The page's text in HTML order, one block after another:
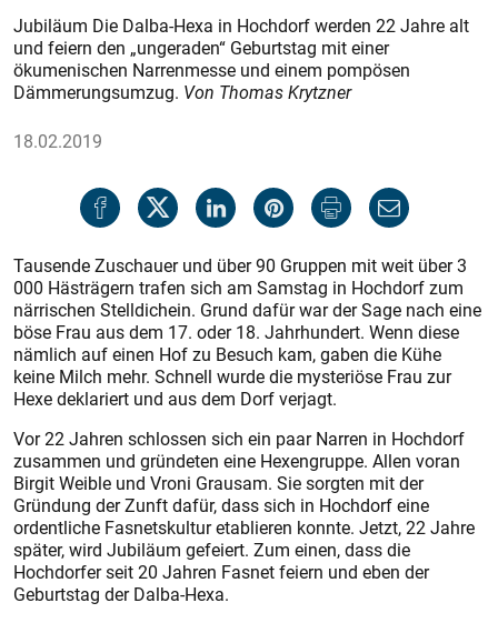
Jubiläum Die Dalba-Hexa in Hochdorf werden 22 Jahre alt
und feiern den „ungeraden“ Geburtstag mit einer
ökumenischen Narrenmesse und einem pompösen
Dämmerungsumzug. Von Thomas Krytzner
18.02.2019
Tausende Zuschauer und über 90 Gruppen mit weit über 3
000 Hästrägern trafen sich am Samstag in Hochdorf zum
närrischen Stelldichein. Grund dafür war der Sage nach eine
böse Frau aus dem 17. oder 18. Jahrhundert. Wenn diese
nämlich auf einen Hof zu Besuch kam, gaben die Kühe
keine Milch mehr. Schnell wurde die mysteriöse Frau zur
Hexe deklariert und aus dem Dorf verjagt.
Vor 22 Jahren schlossen sich ein paar Narren in Hochdorf
zusammen und gründeten eine Hexengruppe. Allen voran
Birgit Weible und Vroni Grausam. Sie sorgten mit der
Gründung der Zunft dafür, dass sich in Hochdorf eine
ordentliche Fasnetskultur etablieren konnte. Jetzt, 22 Jahre
später, wird Jubiläum gefeiert. Zum einen, dass die
Hochdorfer seit 20 Jahren Fasnet feiern und eben der
Geburtstag der Dalba-Hexa.